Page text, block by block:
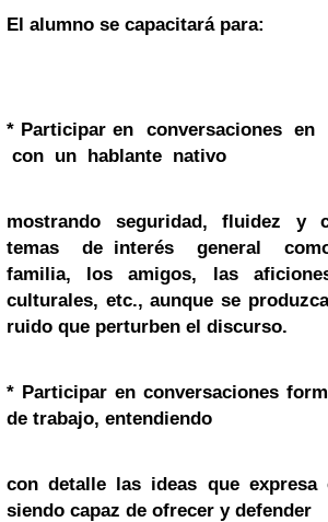
El alumno se capacitará para:
* Participar en conversaciones en
con un hablante nativo
mostrando seguridad, fluidez y
temas de interés general
familia, los amigos, las
culturales, etc., aunque se
ruido que perturben el discurso.
* Participar en conversaciones
de trabajo, entendiendo
con detalle las ideas que
siendo capaz de ofrecer y defender